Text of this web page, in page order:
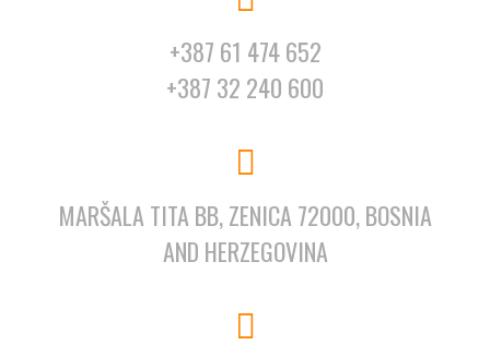
+387 61 474 652
+387 32 240 600
MARŠALA TITA BB, ZENICA 72000, BOSNIA
AND HERZEGOVINA